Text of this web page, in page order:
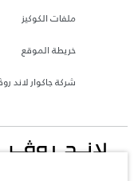
ملفات الكوكيز
خريطة الموقع
شركة جاكوار لاند